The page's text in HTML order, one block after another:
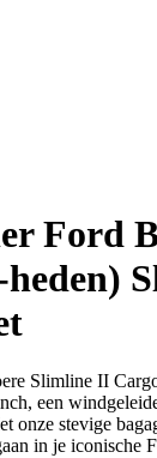
Ford
heden)
Slimline II
een
onze stevige
in je iconische